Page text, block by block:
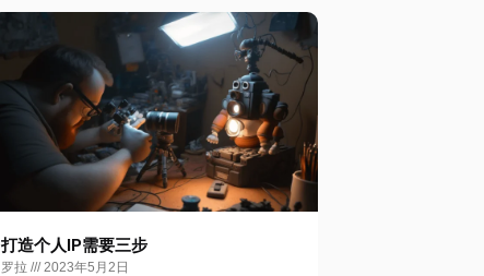
打造个人IP需要三步
罗拉 2023年5月2日